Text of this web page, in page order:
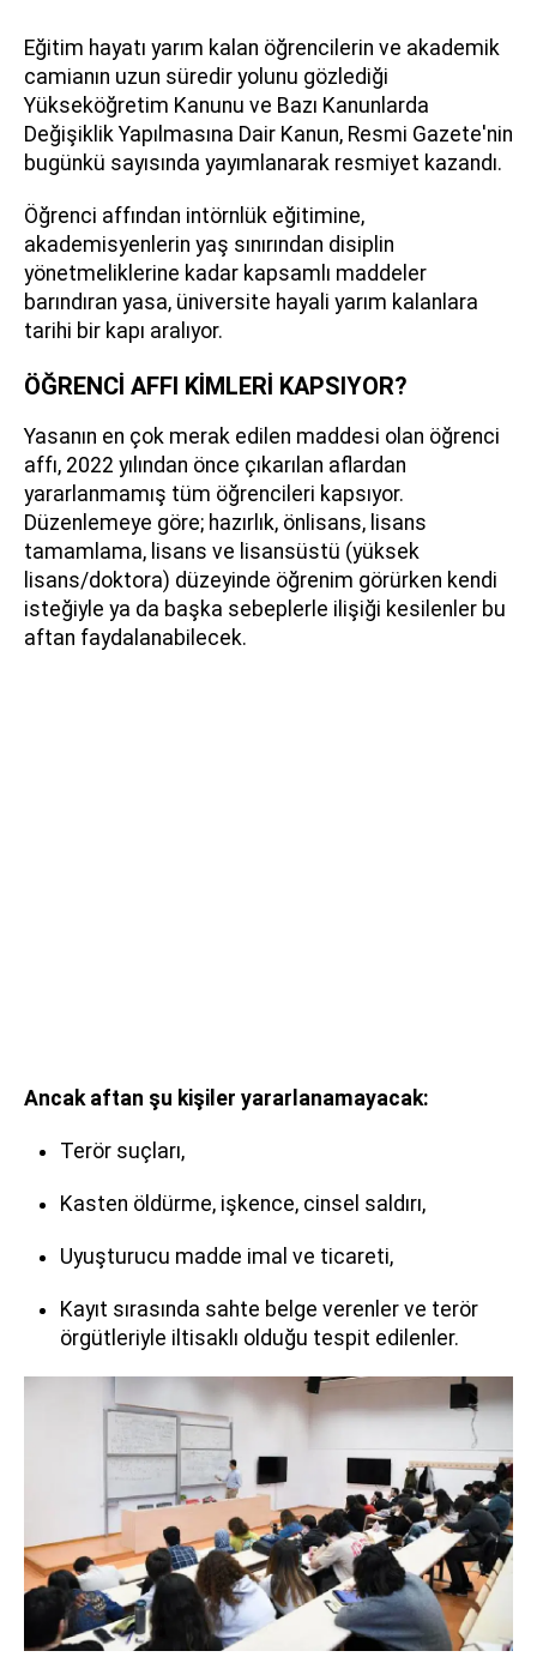
Eğitim hayatı yarım kalan öğrencilerin ve akademik
camianın uzun süredir yolunu gözlediği
Yükseköğretim Kanunu ve Bazı Kanunlarda
Değişiklik Yapılmasına Dair Kanun, Resmi Gazete'nin
bugünkü sayısında yayımlanarak resmiyet kazandı.
Öğrenci affından intörnlük eğitimine,
akademisyenlerin yaş sınırından disiplin
yönetmeliklerine kadar kapsamlı maddeler
barındıran yasa, üniversite hayali yarım kalanlara
tarihi bir kapı aralıyor.
ÖĞRENCİ AFFI KİMLERİ KAPSIYOR?
Yasanın en çok merak edilen maddesi olan öğrenci
affı, 2022 yılından önce çıkarılan aflardan
yararlanmamış tüm öğrencileri kapsıyor.
Düzenlemeye göre; hazırlık, önlisans, lisans
tamamlama, lisans ve lisansüstü (yüksek
lisans/doktora) düzeyinde öğrenim görürken kendi
isteğiyle ya da başka sebeplerle ilişiği kesilenler bu
aftan faydalanabilecek.
Ancak aftan şu kişiler yararlanamayacak:
Terör suçları,
Kasten öldürme, işkence, cinsel saldırı,
Uyuşturucu madde imal ve ticareti,
Kayıt sırasında sahte belge verenler ve terör
örgütleriyle iltisaklı olduğu tespit edilenler.